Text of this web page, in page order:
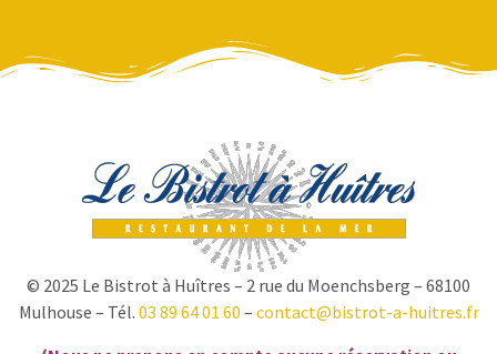
© 2025 Le Bistrot à Huîtres – 2 rue du Moenchsberg – 68100
Mulhouse – Tél. 03 89 64 01 60 – contact@bistrot-a-huitres.fr